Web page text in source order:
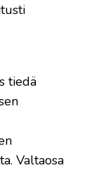
tiedä
Valtaosa